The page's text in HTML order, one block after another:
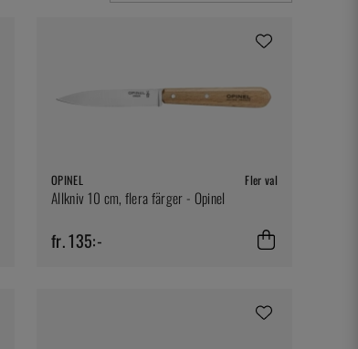
OPINEL Fler val
Allkniv 10 cm, flera färger - Opinel
fr. 135:-